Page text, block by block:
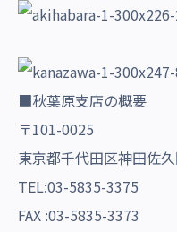
■秋葉原支店の概要
〒101-0025
東京都千代田区神田佐
TEL:03-5835-3375
FAX :03-5835-3373